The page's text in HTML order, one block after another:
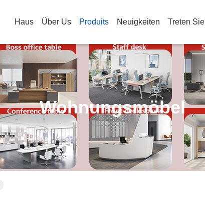
Haus Über Us Produits Neuigkeiten Treten
Wohnungsmöbel